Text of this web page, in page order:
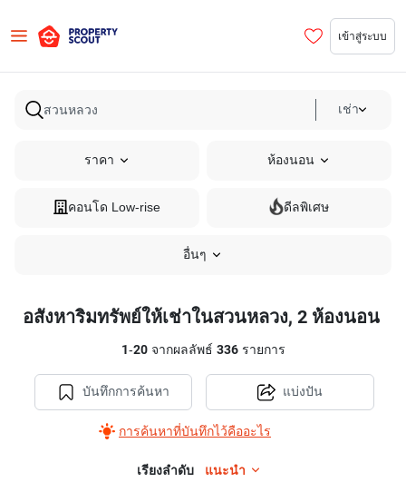
เข้าสู่ระบบ
เช่า
ราคา ห้องนอน
คอนโด Low-rise ดีลพิเศษ
อื่นๆ
อสังหาริมทรัพย์ให้เช่าในสวนหลวง, 2 ห้องนอน
1-20จากผลลัพธ์ 336รายการ
บันทึกการค้นหา
การค้นหาที่บันทึกไว้คืออะไร
แบ่งปัน
เรียงลำดับ แนะนำ